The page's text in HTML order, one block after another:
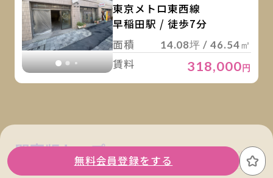
東京メトロ東西線
早稲田駅 / 徒歩7分
面積
14.08坪 / 46.54㎡
賃料 318,000 円
無料会員登録をする お
関東版トップ 関西版トップ